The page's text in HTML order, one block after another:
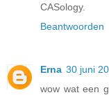
CASology.
Beantwoorden
Erna 30 juni
wow wat een